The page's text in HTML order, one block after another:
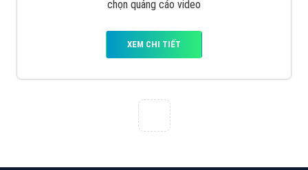
chọn quảng cáo video
XEM CHI TIẾT